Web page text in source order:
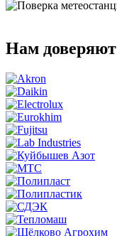
Нам доверяют